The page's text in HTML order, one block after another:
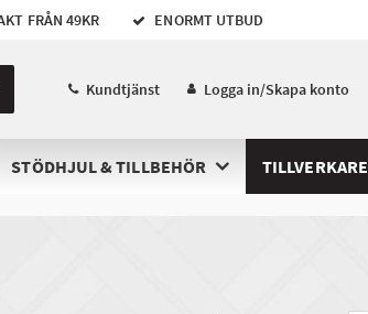
FRÅN 49KR ENORMT UTBUD
Kundtjänst Logga in/Skapa konto
STÖDHJUL & TILLBEHÖR TILLVERKARE